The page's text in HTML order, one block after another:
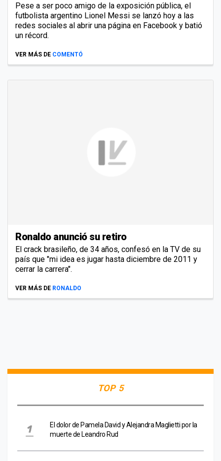
Pese a ser poco amigo de la exposición pública, el
futbolista argentino Lionel Messi se lanzó hoy a las
redes sociales al abrir una página en Facebook y batió
un récord.
VER MÁS DE COMENTÓ
Ronaldo anunció su retiro
El crack brasileño, de 34 años, confesó en la TV de su
país que "mi idea es jugar hasta diciembre de 2011 y
cerrar la carrera".
VER MÁS DE RONALDO
TOP 5
El dolor de Pamela David y Alejandra Maglietti por la
muerte de Leandro Rud